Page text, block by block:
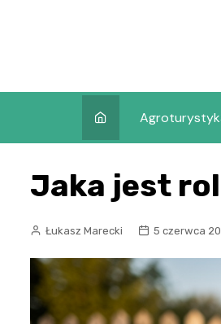
Jaka jest
Łukasz Marecki 5 czerwca